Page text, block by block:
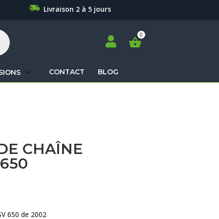
Livraison 2 à 5 jours

CONTACT BLOG
CHAÎNE
650 de 2002